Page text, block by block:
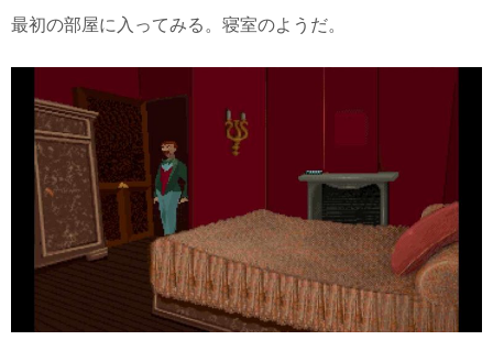
最初の部屋に入ってみる。寝室のようだ。